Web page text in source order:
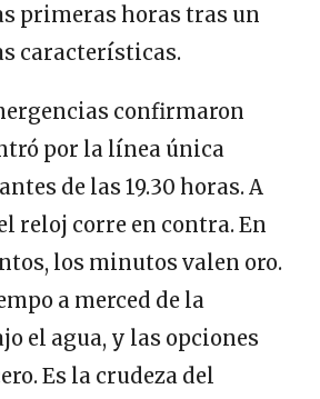
primeras horas tras un
características.
confirmaron
por la línea única
de las 19.30 horas. A
reloj corre en contra. En
los minutos valen oro.
a merced de la
el agua, y las opciones
Es la crudeza del